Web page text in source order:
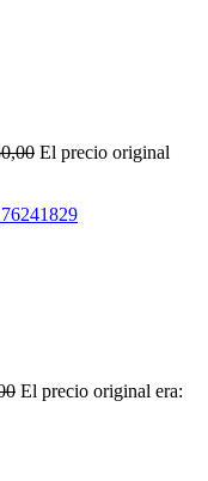
El precio original
El precio original era: